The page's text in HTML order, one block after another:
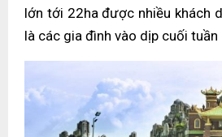
lớn tới 22ha được nhiều khách
là các gia đình vào dịp cuối tuần